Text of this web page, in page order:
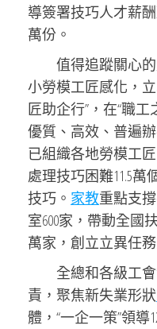
導簽署技巧人才薪
萬份。
值得追蹤關心
小勞模工匠感化，
匠助企行”，在“職工
優質、高效、普遍
已組織各地勞模工
處理技巧困難11.5萬
技巧。 家教重點支
室600家，帶動全國
萬家，創立立異任務
全總和各級工
責，聚焦新失業形狀
體，“一企一策”領